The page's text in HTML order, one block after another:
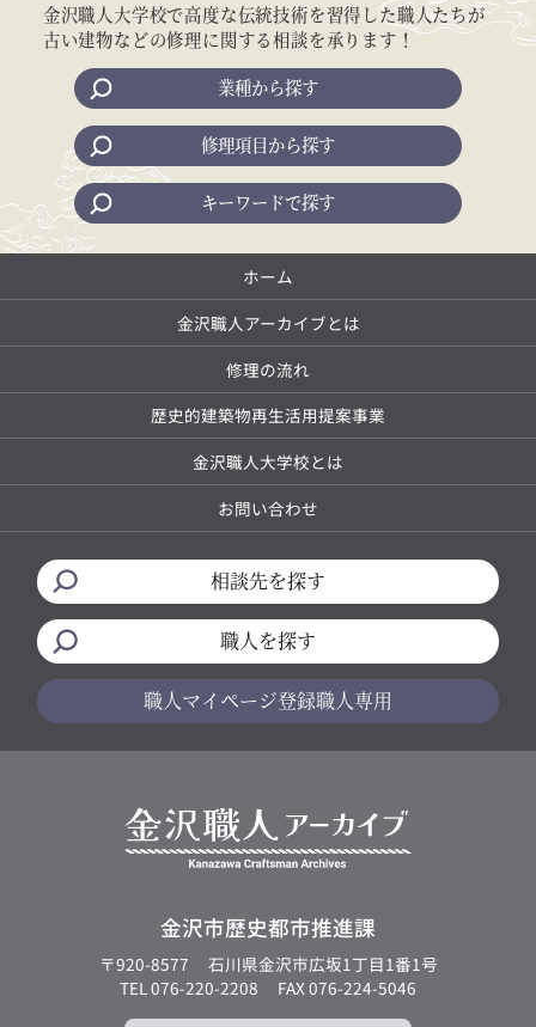
金沢職人大学校で高度な伝統技術を習得した職人たちが
古い建物などの修理に関する相談を承ります！
業種から探す
修理項目から探す
キーワードで探す
ホーム
金沢職人アーカイブとは
修理の流れ
歴史的建築物再生活用提案事業
金沢職人大学校とは
お問い合わせ
相談先を探す
職人を探す
職人マイページ登録職人専用
金沢市歴史都市推進課
〒920-8577
石川県金沢市広坂1丁目1番1号
TEL 076-220-2208
FAX 076-224-5046